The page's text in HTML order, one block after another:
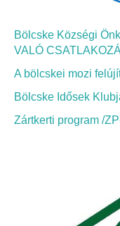
Képviselő-
Képviselő-
A helyi
Bölcske Községi
VALÓ
A bölcskei mozi
Bölcske Idősek
Zártkerti program /